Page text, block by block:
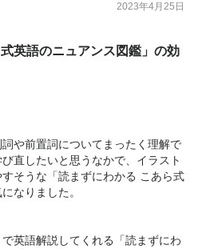
2023年4月25日
英語のニュアンス図鑑」の効
や前置詞についてまったく理解で
直したいと思うなかで、イラスト
そうな「読まずにわかる こあら式
なりました。
英語解説してくれる「読まずにわ